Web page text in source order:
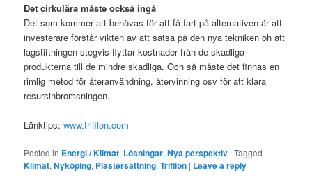
Det cirkulära måste också ingå
Det som kommer att behövas för att få fart på alternativen är att
investerare förstår vikten av att satsa på den nya tekniken oh att
lagstiftningen stegvis flyttar kostnader från de skadliga
produkterna till de mindre skadliga. Och så måste det finnas en
rimlig metod för återanvändning, återvinning osv för att klara
resursinbromsningen.
Länktips:www.trifilon.com
Posted in Energi / Klimat, Lösningar,Nya perspektiv |Tagged
Klimat,Nyköping, Plastersättning,Trifilon | Leave a reply